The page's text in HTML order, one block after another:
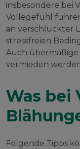
insbesondere bei
Völlegefühl
an verschluckter
stressfreien
Auch
vermieden
Was bei
Folgende Tipps